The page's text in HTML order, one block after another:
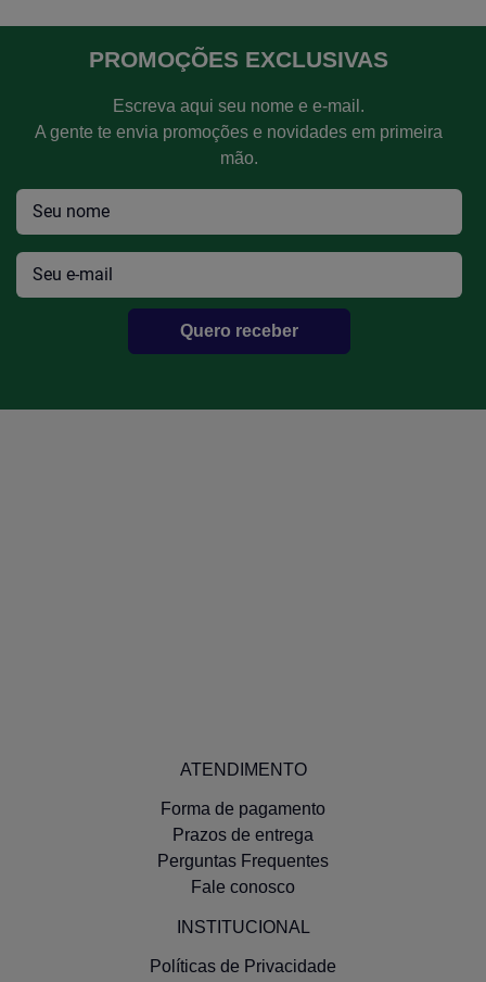
Bomba Oleo Ford Ka/Fiesta/Scort
Efetue seu Login
PROMOÇÕES EXCLUSIVAS
Escreva aqui seu nome e e-mail.
A gente te envia promoções e novidades em primeira
mão.
Quero receber
ATENDIMENTO
Forma de pagamento
Prazos de entrega
Perguntas Frequentes
Fale conosco
INSTITUCIONAL
Políticas de Privacidade